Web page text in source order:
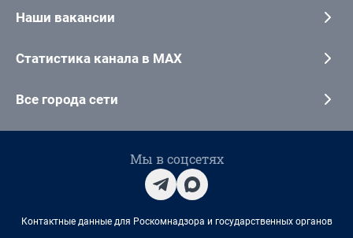
Наши вакансии
Статистика канала в MAX
Все города сети
Мы в соцсетях
Контактные данные для Роскомнадзора и государственных органов